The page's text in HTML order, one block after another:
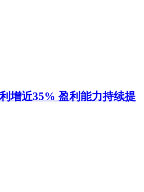
增近35% 盈利能力持续提